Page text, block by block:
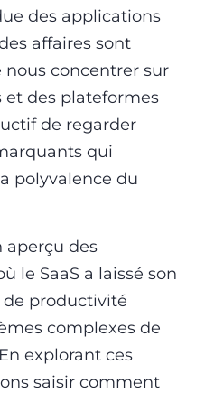
des applications
affaires sont
concentrer sur
et des plateformes
de regarder
qui
polyvalence du
aperçu des
le SaaS a laissé son
productivité
complexes de
explorant ces
saisir comment